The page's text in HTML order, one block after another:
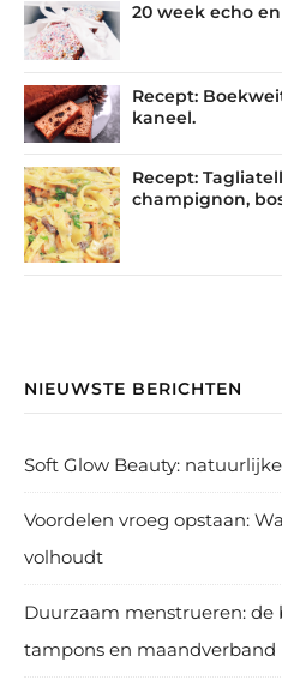
20 week echo
Recept:
kaneel.
Recept:
champignon,
NIEUWSTE BERICHTEN
Soft Glow Beauty:
Voordelen vroeg opstaan:
volhoudt
Duurzaam menstrueren: de
tampons en maandverband